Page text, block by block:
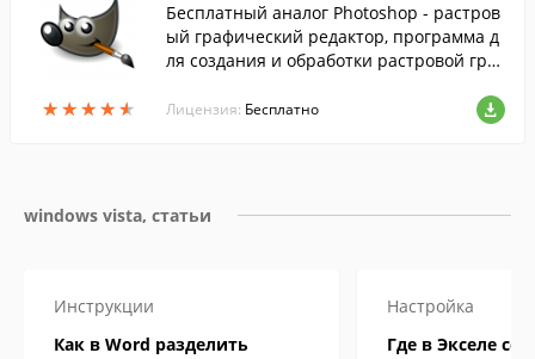
★★★★★
★★★★★
Бесплатный аналог Photoshop - растров
ый графический редактор, программа д
ля создания и обработки растровой гра
векторной графикой....
Лицензия: Бесплатно
windows vista, статьи
Инструкции
Как в Word разделить
Настройка
Где в Экселе